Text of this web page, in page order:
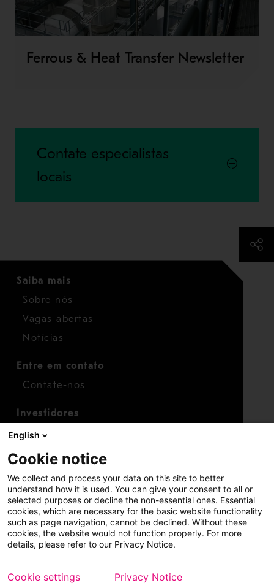
Ferrous & Heat Transfer Newsletter
Contate especialistas
locais
Saiba mais
Sobre nós
Vagas abertas
Notícias
Entre em contato
Contate-nos
Investidores
Calendário para investidores
Finanças
Aviso legal
Política de privacidade
English
Cookie notice
We collect and process your data on this site to better
understand how it is used. You can give your consent to all or
selected purposes or decline the non-essential ones. Essential
cookies, which are necessary for the basic website functionality
such as page navigation, cannot be declined. Without these
cookies, the website would not function properly. For more
details, please refer to our Privacy Notice.
Cookie settings Privacy Notice